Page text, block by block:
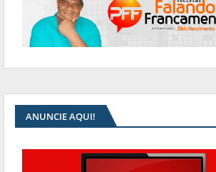
ANUNCIE AQUI!